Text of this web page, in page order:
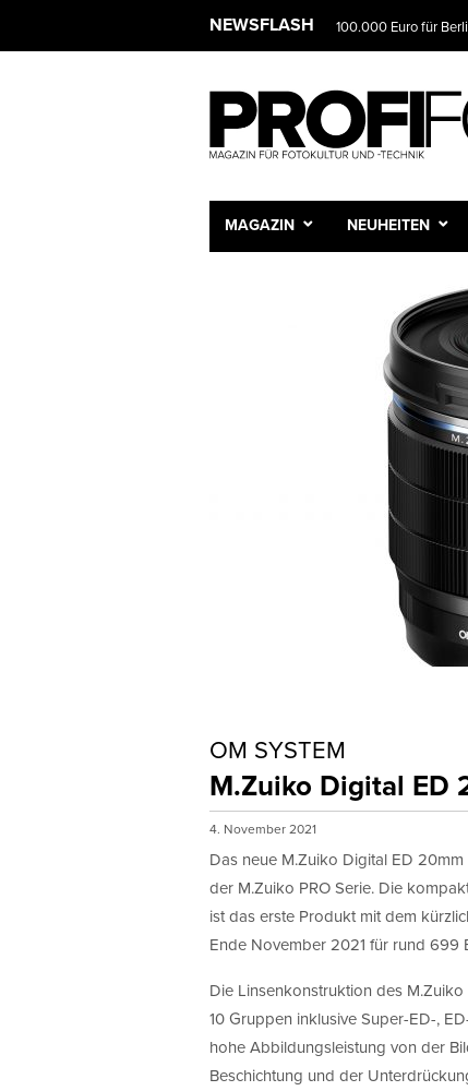
NEWSFLASH 100.000 Euro für
MAGAZIN NEUHEITEN
OM SYSTEM
M.Zuiko Digital ED
4. November 2021
Das neue M.Zuiko Digital ED
der M.Zuiko PRO Serie. Die
ist das erste Produkt mit dem
Ende November 2021 für rund 699
Die Linsenkonstruktion des M.Zuiko
10 Gruppen inklusive Super-ED-,
hohe Abbildungsleistung von der
Beschichtung und der